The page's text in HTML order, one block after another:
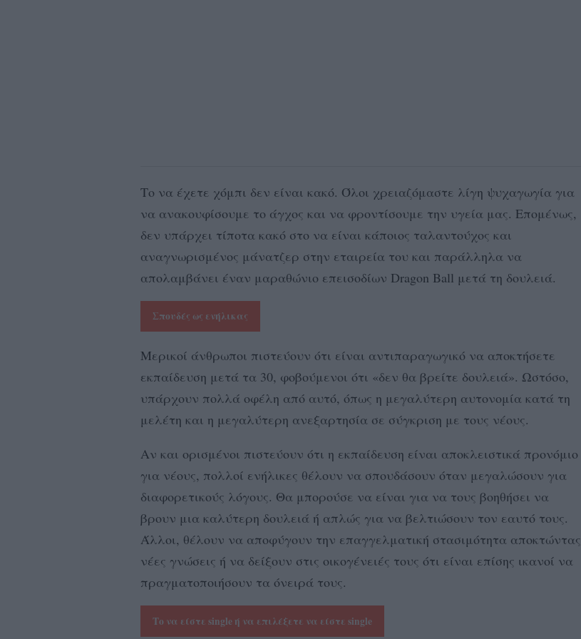
Το να έχετε χόμπι δεν είναι κακό. Όλοι χρειαζόμαστε λίγη ψυχαγωγία για
να ανακουφίσουμε το άγχος και να φροντίσουμε την υγεία μας. Επομένως,
δεν υπάρχει τίποτα κακό στο να είναι κάποιος ταλαντούχος και
αναγνωρισμένος μάνατζερ στην εταιρεία του και παράλληλα να
απολαμβάνει έναν μαραθώνιο επεισοδίων Dragon Ball μετά τη δουλειά.
Σπουδές ως ενήλικας
Μερικοί άνθρωποι πιστεύουν ότι είναι αντιπαραγωγικό να αποκτήσετε
εκπαίδευση μετά τα 30, φοβούμενοι ότι «δεν θα βρείτε δουλειά». Ωστόσο,
υπάρχουν πολλά οφέλη από αυτό, όπως η μεγαλύτερη αυτονομία κατά τη
μελέτη και η μεγαλύτερη ανεξαρτησία σε σύγκριση με τους νέους.
Αν και ορισμένοι πιστεύουν ότι η εκπαίδευση είναι αποκλειστικά προνόμιο
για νέους, πολλοί ενήλικες θέλουν να σπουδάσουν όταν μεγαλώσουν για
διαφορετικούς λόγους. Θα μπορούσε να είναι για να τους βοηθήσει να
βρουν μια καλύτερη δουλειά ή απλώς για να βελτιώσουν τον εαυτό τους.
Άλλοι, θέλουν να αποφύγουν την επαγγελματική στασιμότητα αποκτώντας
νέες γνώσεις ή να δείξουν στις οικογένειές τους ότι είναι επίσης ικανοί να
πραγματοποιήσουν τα όνειρά τους.
Το να είστε single ή να επιλέξετε να είστε single